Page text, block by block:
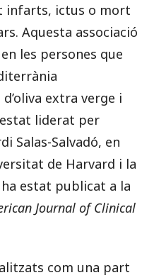
infarts, ictus o mort
Aquesta associació
les persones que
extra verge i
liderat per
Salas-Salvadó, en
de Harvard i la
estat publicat a la
Journal of Clinical
com una part